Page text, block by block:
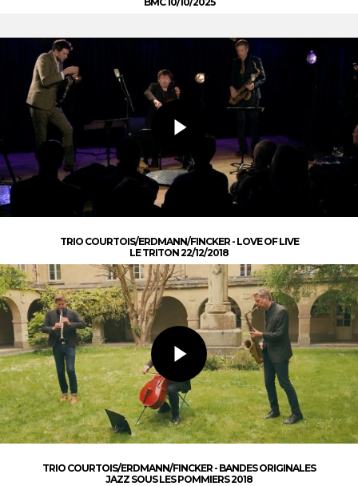
TRIO COURTOIS/ERDMANN/FINCKER - LOVE OF LIVE
LE TRITON 22/12/2018
TRIO COURTOIS/ERDMANN/FINCKER - BANDES ORIGINALES
JAZZ SOUS LES POMMIERS 2018